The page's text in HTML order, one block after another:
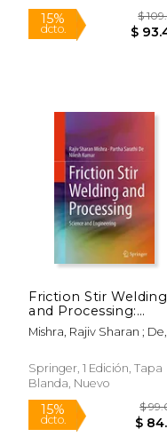
15%
Friction Stir Welding
and Processing:
Science and
Engineering (en
Mishra, Rajiv Sharan ; De,
Nilesh
Springer, 1 Edición, Tapa
Blanda, Nuevo